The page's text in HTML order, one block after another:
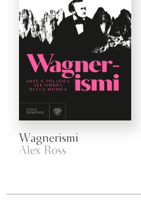
Wagnerismi
Alex Ross